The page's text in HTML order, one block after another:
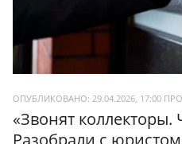
ОПУБЛИКОВАНО: 29.04.2026, 17:00
«Звонят коллекторы.